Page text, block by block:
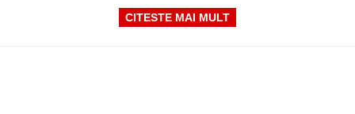
CITESTE MAI MULT